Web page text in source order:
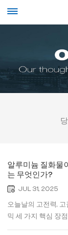
알루미늄 질화물
는 무엇인가?
JUL 31, 2025
오늘날의 고전력,
믹 세 가지 핵심 장
니다. 첫째, 뛰어난